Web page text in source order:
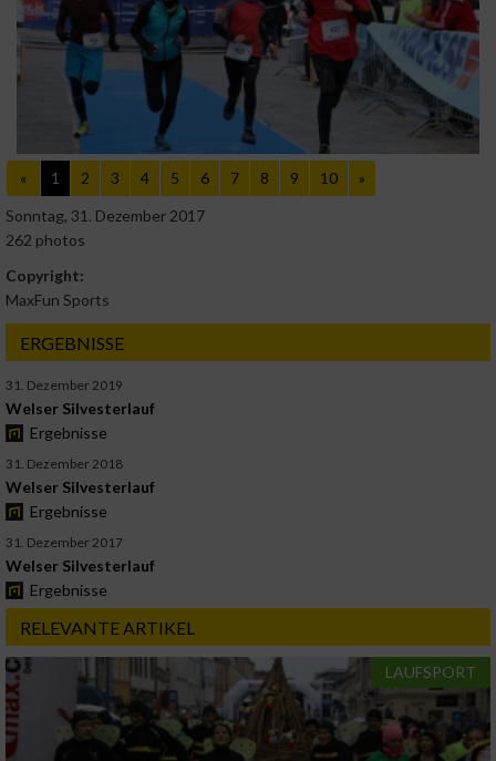
« 1 2 3 4 5 6 7 8 9 10
»
Sonntag, 31. Dezember 2017
262 photos
Copyright:
MaxFun Sports
ERGEBNISSE
31. Dezember 2019
Welser Silvesterlauf
Ergebnisse
31. Dezember 2018
Welser Silvesterlauf
Ergebnisse
31. Dezember 2017
Welser Silvesterlauf
Ergebnisse
RELEVANTE ARTIKEL
LAUFSPORT